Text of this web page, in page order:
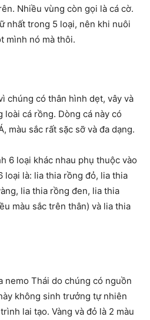
Nhiều vùng còn gọi là cá cờ.
nhất trong 5 loại, nên khi nuôi
mình nó mà thôi.
chúng có thân hình dẹt, vây và
cá rồng. Dòng cá này có
màu sắc rất sặc sỡ và đa dạng.
6 loại khác nhau phụ thuộc vào
loại là: lia thia rồng đỏ, lia thia
lia thia rồng đen, lia thia
màu sắc trên thân) và lia thia
nemo Thái do chúng có nguồn
không sinh trưởng tự nhiên
lai tạo. Vàng và đỏ là 2 màu